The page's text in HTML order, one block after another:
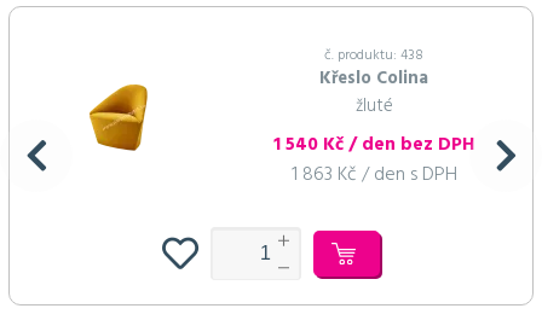
č. produktu: 438
Křeslo Colina
žluté
1 540 Kč / den bez DPH
1 863 Kč / den s DPH